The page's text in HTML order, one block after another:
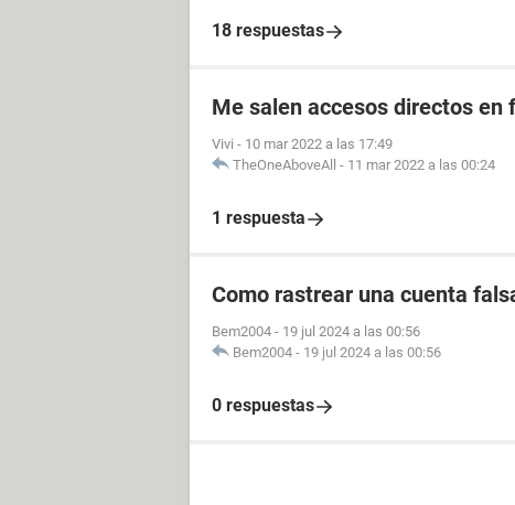
18 respuestas
Me salen accesos directos en
Vivi - 10 mar 2022 a las 17:49
TheOneAboveAll - 11 mar 2022 a las 00:24
1 respuesta
Como rastrear una cuenta
Bem2004 - 19 jul 2024 a las 00:56
Bem2004 - 19 jul 2024 a las 00:56
0 respuestas